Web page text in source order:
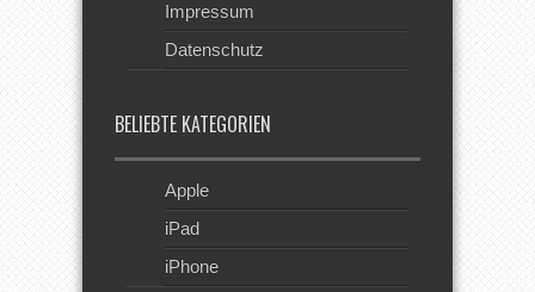
Impressum
Datenschutz
BELIEBTE KATEGORIEN
Apple
iPad
iPhone